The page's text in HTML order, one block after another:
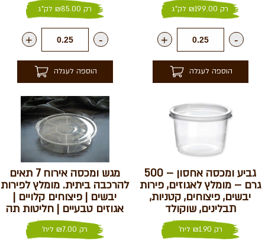
רק ₪199.00 לק"ג
-
+
הוספה לעגלה
רק ₪85.00 לק"ג
-
+
הוספה לעגלה
גביע ומכסה אחסון – 500
גרם – מומלץ לאגוזים, פירות
יבשים, פיצוחים, קטניות,
תבלינים, שוקולד
רק ₪1.90 ליח'
מגש ומכסה אירוח 7 תאים
להרכבה ביתית. מומלץ לפירות
יבשים | פיצוחים קלויים |
אגוזים טבעיים | חליטות תה
רק ₪7.00 ליח'